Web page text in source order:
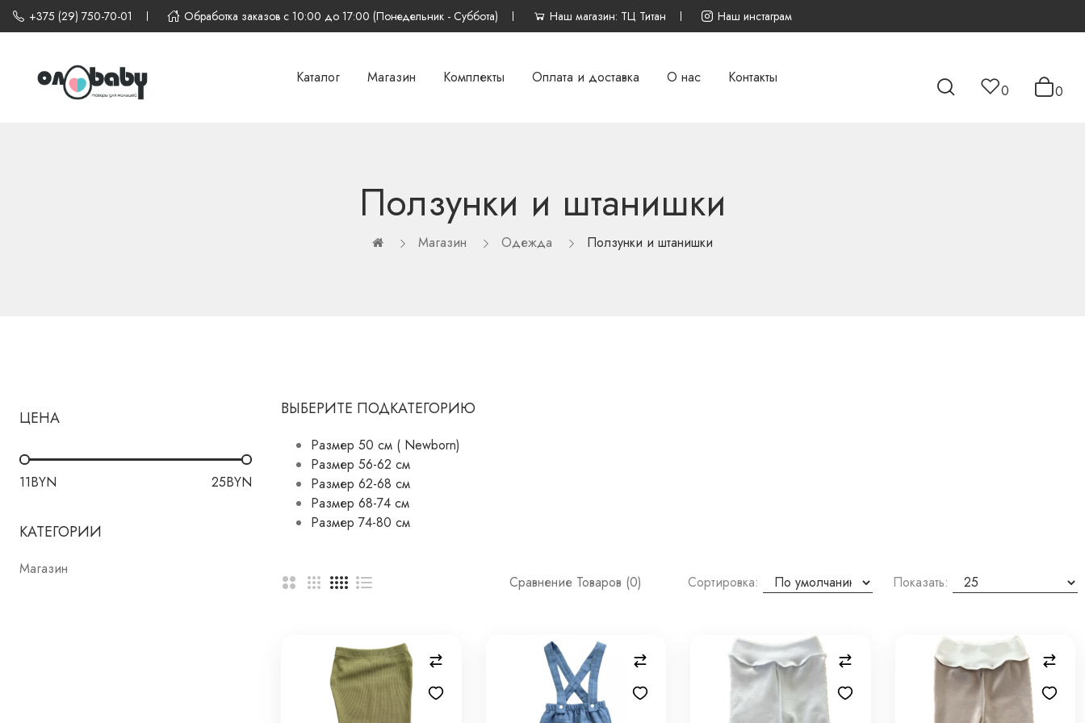
+375 (29) 750-70-01 Обработка заказов с 10:00 до 17:00 (Понедельник - Суббота) Наш магазин: ТЦ Титан Наш инстаграм
Каталог Магазин Комплекты Оплата и доставка О нас Контакты
0 0
Ползунки и штанишки
Магазин Одежда Ползунки и штанишки
ЦЕНА
11BYN 25BYN
КАТЕГОРИИ
Магазин
ВЫБЕРИТЕ ПОДКАТЕГОРИЮ
Размер 50 см ( Newborn)
Размер 56-62 см
Размер 62-68 см
Размер 68-74 см
Размер 74-80 см
Сравнение Товаров (0) Сортировка: Показать: